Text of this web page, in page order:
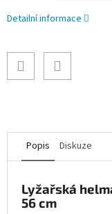
Detailní informace
Popis Diskuze
Lyžařská
56 cm